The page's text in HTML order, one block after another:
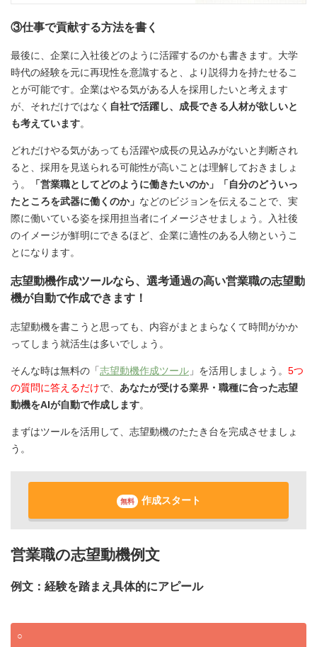
③仕事で貢献する方法を書く
最後に、企業に入社後どのように活躍するのかも書きます。大学
時代の経験を元に再現性を意識すると、より説得力を持たせるこ
とが可能です。企業はやる気がある人を採用したいと考えます
が、それだけではなく 自社で活躍し、成長できる人材が欲しいと
も考えています。
どれだけやる気があっても活躍や成長の見込みがないと判断され
ると、採用を見送られる可能性が高いことは理解しておきましょ
う。
「営業職としてどのように働きたいのか」「自分のどういっ
たところを武器に働くのか」 などのビジョンを伝えることで、実
際に働いている姿を採用担当者にイメージさせましょう。入社後
のイメージが鮮明にできるほど、企業に適性のある人物というこ
とになります。
志望動機作成ツールなら、選考通過の高い営業職の志望動
機が自動で作成できます！
志望動機を書こうと思っても、内容がまとまらなくて時間がかか
ってしまう就活生は多いでしょう。
そんな時は無料の「志望動機作成ツール 」を活用しましょう。 5つ
の質問に答えるだけで、 あなたが受ける業界・職種に合った志望
動機をAIが自動で作成します。
まずはツールを活用して、志望動機のたたき台を完成させましょ
う。
無料 作成スタート
営業職の志望動機例文
例文：経験を踏まえ具体的にアピール